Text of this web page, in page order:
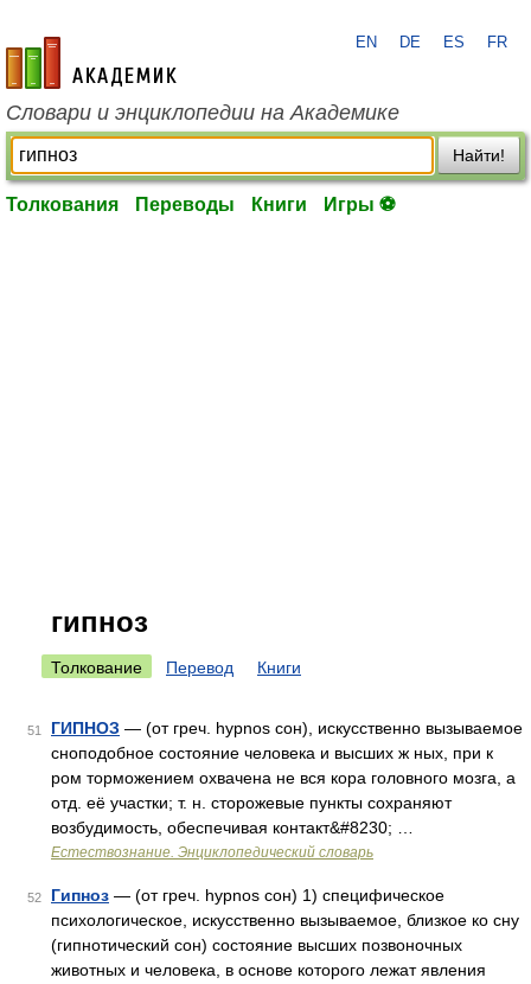
academic.ru
EN DE ES FR
Словари и энциклопедии на Академике
Найти!
Толкования Переводы Книги Игры ⚽
гипноз
Толкование Перевод Книги
51 ГИПНОЗ — (от греч. hypnos сон), искусственно вызываемое
сноподобное состояние человека и высших ж ных, при к
ром торможением охвачена не вся кора головного мозга, а
отд. её участки; т. н. сторожевые пункты сохраняют
возбудимость, обеспечивая контакт&#8230; …
Естествознание. Энциклопедический словарь
52 Гипноз — (от греч. hypnos сон) 1) специфическое
психологическое, искусственно вызываемое, близкое ко сну
(гипнотический сон) состояние высших позвоночных
животных и человека, в основе которого лежат явления